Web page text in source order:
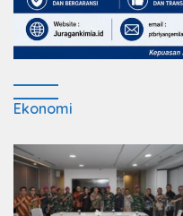
Ekonomi